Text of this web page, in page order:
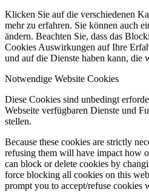
Klicken Sie auf die verschiedenen
mehr zu erfahren. Sie können auch
ändern. Beachten Sie, dass das
Cookies Auswirkungen auf Ihre
und auf die Dienste haben kann, die
Notwendige Website Cookies
Diese Cookies sind unbedingt
Webseite verfügbaren Dienste und
stellen.
Because these cookies are strictly
refusing them will have impact how
can block or delete cookies by
force blocking all cookies on this
prompt you to accept/refuse cookies